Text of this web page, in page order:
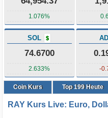
1.076%
SOL $
74.6700
2.633% -
Coin Kurs Top199Heute
RAY Kurs Live: Euro,